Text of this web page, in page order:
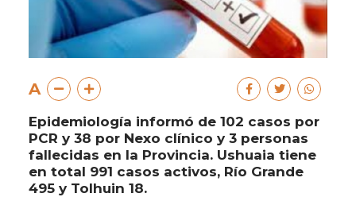
A
Epidemiología informó de 102 casos por
PCR y 38 por Nexo clínico y 3 personas
fallecidas en la Provincia. Ushuaia tiene
en total 991 casos activos, Río Grande
495 y Tolhuin 18.